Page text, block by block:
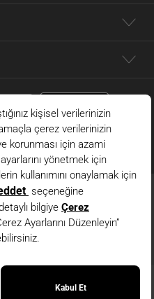
Bilgi Toplumu Hizmetleri
hakları saklıdır. Site içindeki resimler